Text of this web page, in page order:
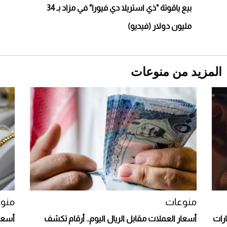
Aston Martin Valiant: على هوى الأبطال
بيع ياقوتة "ذي استريلا دي فيورا" في مزاد بـ 34
مليون دولار (فيديو)
المزيد من منوعات
منوعات
أسعار العملات مقابل الريال اليوم.. أرقام تكشف